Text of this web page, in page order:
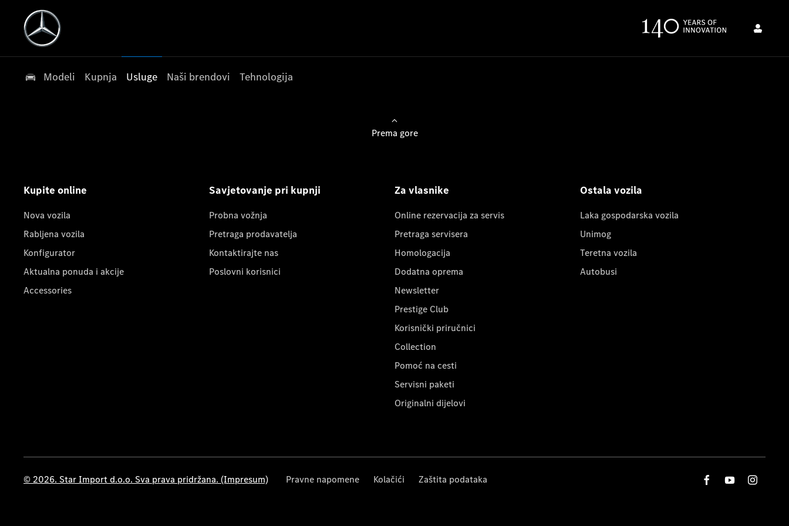
Modeli Kupnja Usluge Naši brendovi Tehnologija
Prema gore
Kupite online
Nova vozila
Rabljena vozila
Konfigurator
Aktualna ponuda i akcije
Accessories
Savjetovanje pri kupnji
Probna vožnja
Pretraga prodavatelja
Kontaktirajte nas
Poslovni korisnici
Za vlasnike
Online rezervacija za servis
Pretraga servisera
Homologacija
Dodatna oprema
Newsletter
Prestige Club
Korisnički priručnici
Collection
Pomoć na cesti
Servisni paketi
Originalni dijelovi
Ostala vozila
Laka gospodarska vozila
Unimog
Teretna vozila
Autobusi
© 2026. Star Import d.o.o. Sva prava pridržana. (Impresum) Pravne napomene Kolačići Zaštita podataka